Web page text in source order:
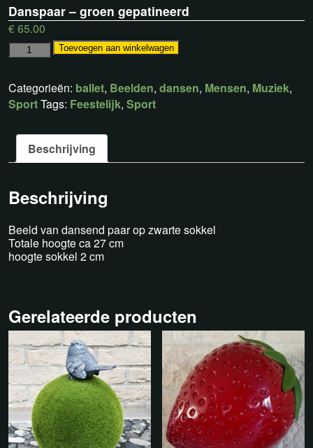
Danspaar – groen gepatineerd
€65.00
Toevoegen aan winkelwagen
Categorieën: ballet, Beelden, dansen, Mensen, Muziek,
SportTags: Feestelijk, Sport
Beschrijving
Beschrijving
Beeld van dansend paar op zwarte sokkel
Totale hoogte ca 27 cm
hoogte sokkel 2 cm
Gerelateerde producten